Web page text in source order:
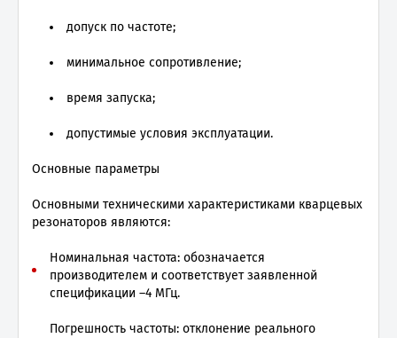
допуск по частоте;
минимальное сопротивление;
время запуска;
допустимые условия эксплуатации.
Основные параметры
Основными техническими характеристиками кварцевых
резонаторов являются:
Номинальная частота: обозначается
производителем и соответствует заявленной
спецификации –4 МГц.
Погрешность частоты: отклонение реального